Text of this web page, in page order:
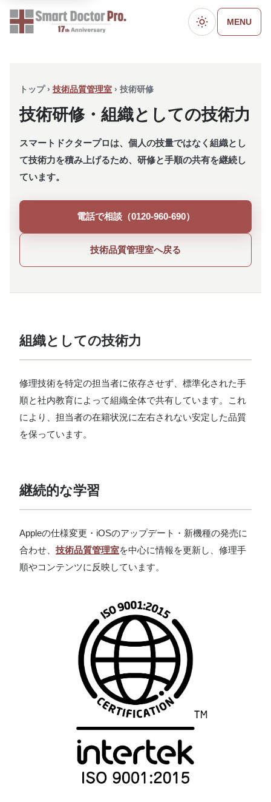
ダークモード
MENU
トップ › 技術品質管理室 › 技術研修
技術研修・組織としての技術力
スマートドクタープロは、個人の技量ではなく組織とし
て技術力を積み上げるため、研修と手順の共有を継続し
ています。
電話で相談（0120-960-690）
技術品質管理室へ戻る
組織としての技術力
修理技術を特定の担当者に依存させず、標準化された手
順と社内教育によって組織全体で共有しています。これ
により、担当者の在籍状況に左右されない安定した品質
を保っています。
継続的な学習
Appleの仕様変更・iOSのアップデート・新機種の発売に
合わせ、 技術品質管理室を中心に情報を更新し、修理手
順やコンテンツに反映しています。